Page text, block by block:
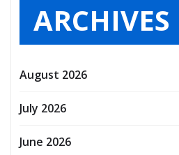
ARCHIVES
August 2026
July 2026
June 2026